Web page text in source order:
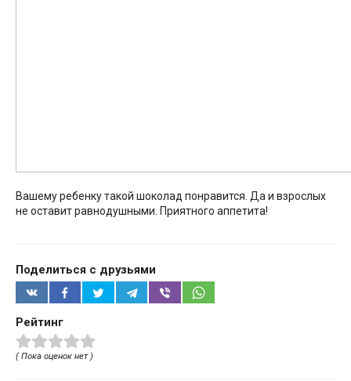
Вашему ребенку такой шоколад понравится. Да и взрослых
не оставит равнодушными. Приятного аппетита!
Поделиться с друзьями
Рейтинг
( Пока оценок нет )